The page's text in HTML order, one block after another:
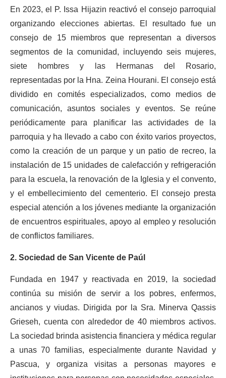
En 2023, el P. Issa Hijazin reactivó el consejo parroquial
organizando elecciones abiertas. El resultado fue un
consejo de 15 miembros que representan a diversos
segmentos de la comunidad, incluyendo seis mujeres,
siete hombres y las Hermanas del Rosario,
representadas por la Hna. Zeina Hourani. El consejo está
dividido en comités especializados, como medios de
comunicación, asuntos sociales y eventos. Se reúne
periódicamente para planificar las actividades de la
parroquia y ha llevado a cabo con éxito varios proyectos,
como la creación de un parque y un patio de recreo, la
instalación de 15 unidades de calefacción y refrigeración
para la escuela, la renovación de la Iglesia y el convento,
y el embellecimiento del cementerio. El consejo presta
especial atención a los jóvenes mediante la organización
de encuentros espirituales, apoyo al empleo y resolución
de conflictos familiares.
2. Sociedad de San Vicente de Paúl
Fundada en 1947 y reactivada en 2019, la sociedad
continúa su misión de servir a los pobres, enfermos,
ancianos y viudas. Dirigida por la Sra. Minerva Qassis
Grieseh, cuenta con alrededor de 40 miembros activos.
La sociedad brinda asistencia financiera y médica regular
a unas 70 familias, especialmente durante Navidad y
Pascua, y organiza visitas a personas mayores e